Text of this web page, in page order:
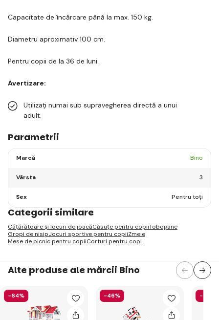
Capacitate de încărcare până la max. 150 kg.
Diametru aproximativ 100 cm.
Pentru copii de la 36 de luni.
Avertizare:
Utilizați numai sub supravegherea directă a unui
adult.
Parametrii
Marcă Bino
Vârsta 3
Sex Pentru toți
Categorii similare
Cățărătoare și locuri de joacăCăsuțe pentru copiiTobogane
Gropi de nisipJocuri sportive pentru copiiZmeie
Mese de picnic pentru copiiCorturi pentru copi
Alte produse ale mărcii Bino
-64% -46% -46%